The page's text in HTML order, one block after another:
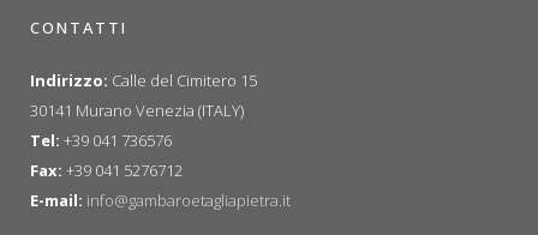
CONTATTI
Indirizzo: Calle del Cimitero 15
30141 Murano Venezia (ITALY)
Tel: +39 041 736576
Fax: +39 041 5276712
E-mail: info@gambaroetagliapietra.it